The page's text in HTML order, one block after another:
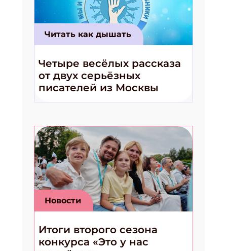
Читать как дышать
Четыре весёлых рассказа
от двух серьёзных
писателей из Москвы
Новости
Итоги второго сезона
конкурса «Это у нас